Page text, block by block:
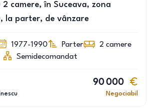
camere, în Suceava, zona
la parter, de vânzare
1977-1990 Parter 2 camere
Semidecomandat
90 000
Negociabil